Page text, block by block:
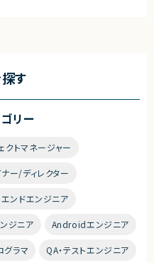
す
リー
クトマネージャー
ー/ディレクター
ンドエンジニア
ジニア Androidエンジニア
グラマ QA・テストエンジニア